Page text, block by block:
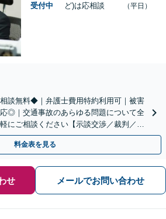
受付中
ど)は応相談
（平日）
談無料◆｜弁護士費用特約利用可｜被害
◎｜交通事故のあらゆる問題について全
にご相談ください【示談交渉／裁判／被
料金表を見る
せ メールでお問い合わせ